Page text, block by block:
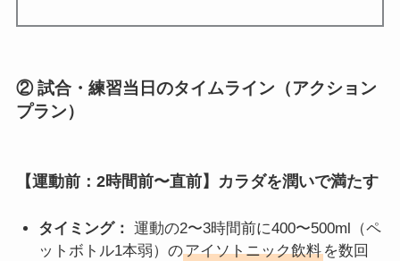
② 試合・練習当日のタイムライン（アクション
プラン）
【運動前：2時間前〜直前】カラダを潤いで満たす
タイミング： 運動の2〜3時間前に400〜500ml（ペ
ットボトル1本弱）のアイソトニック飲料を数回